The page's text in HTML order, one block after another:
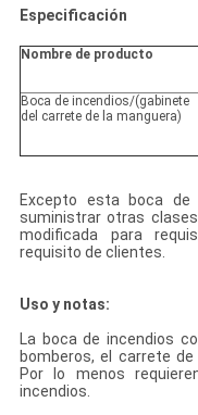
Especificación
Nombre de producto
Boca de incendios/(gabinete
del carrete de la manguera)
Excepto esta boca de
suministrar otras
modificada para
requisito de clientes.
Uso y notas:
La boca de incendios
bomberos, el carrete
Por lo menos
incendios.